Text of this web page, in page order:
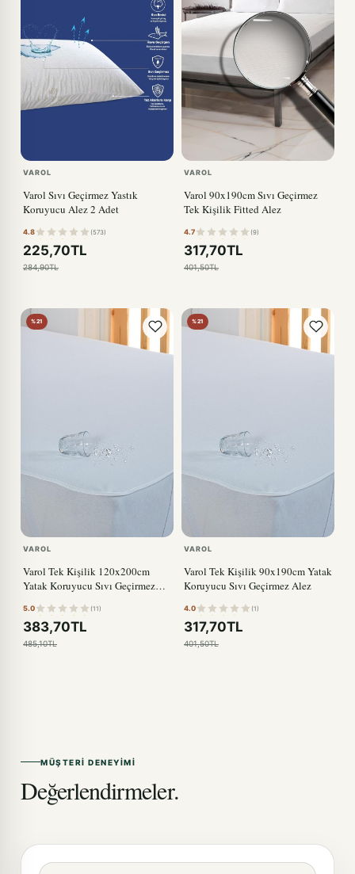
VAROL
Varol Sıvı Geçirmez Yastık
Koruyucu Alez 2 Adet
4.8 (573)
225,70TL
284,90TL
VAROL
Varol 90x190cm Sıvı Geçirmez
Tek Kişilik Fitted Alez
4.7 (9)
317,70TL
401,50TL
%21
VAROL
Varol Tek Kişilik 120x200cm
Yatak Koruyucu Sıvı Geçirmez
5.0 (11)
383,70TL
485,10TL
%21
VAROL
Varol Tek Kişilik 90x190cm Yatak
Koruyucu Sıvı Geçirmez Alez
4.0 (1)
317,70TL
401,50TL
MÜŞTERI DENEYIMI
Değerlendirmeler.